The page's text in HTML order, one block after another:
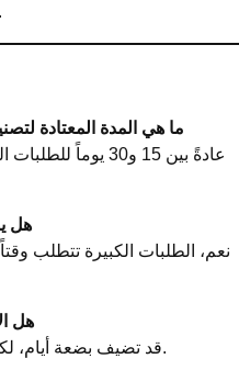
المحدد وتحقيق كفاءة تشغيلية عالية.
1. ما هي المدة المعتادة
عادةً بين 15 و30
2.
نعم، الطلبات الكبيرة تتطلب
3. هل
قد تضيف بضعة أيام، لكنها ضرورية لضمان الامتثال والجودة.